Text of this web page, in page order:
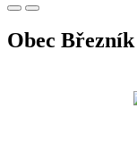
Obec Březník